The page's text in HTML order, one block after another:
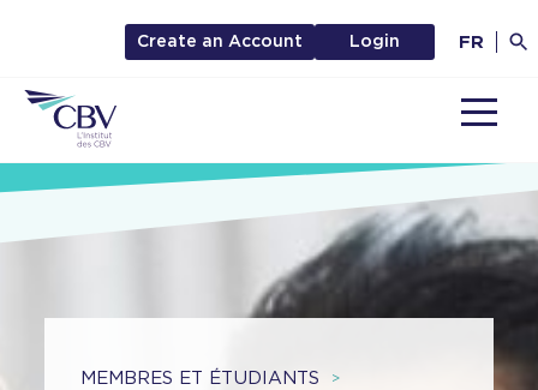
Create an Account Login FR
MEMBRES ET ÉTUDIANTS >